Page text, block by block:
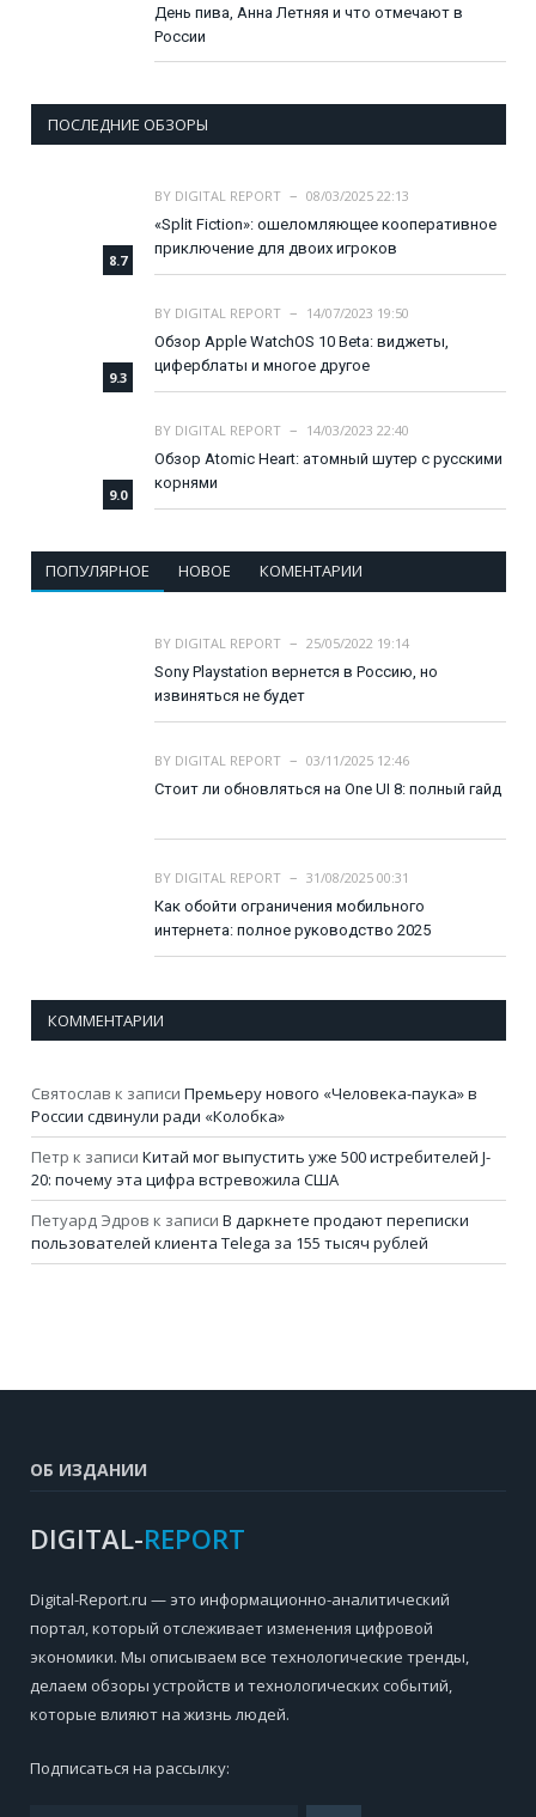
День пива, Анна Летняя и что отмечают в
России
ПОСЛЕДНИЕ ОБЗОРЫ
8.7
BY DIGITAL REPORT
08/03/2025 22:13
«Split Fiction»: ошеломляющее кооперативное
приключение для двоих игроков
9.3
BY DIGITAL REPORT
14/07/2023 19:50
Обзор Apple WatchOS 10 Beta: виджеты,
циферблаты и многое другое
9.0
BY DIGITAL REPORT
14/03/2023 22:40
Обзор Atomic Heart: атомный шутер с русскими
корнями
ПОПУЛЯРНОЕ НОВОЕ КОМЕНТАРИИ
BY DIGITAL REPORT
25/05/2022 19:14
Sony Playstation вернется в Россию, но
извиняться не будет
BY DIGITAL REPORT
03/11/2025 12:46
Стоит ли обновляться на One UI 8: полный гайд
BY DIGITAL REPORT
31/08/2025 00:31
Как обойти ограничения мобильного
интернета: полное руководство 2025
КОММЕНТАРИИ
Святослав к записи Премьеру нового «Человека-паука» в
России сдвинули ради «Колобка»
Петр к записи Китай мог выпустить уже 500 истребителей J-
20: почему эта цифра встревожила США
Петуард Эдров к записи В даркнете продают переписки
пользователей клиента Telega за 155 тысяч рублей
ОБ ИЗДАНИИ
DIGITAL-REPORT
Digital-Report.ru — это информационно-аналитический
портал, который отслеживает изменения цифровой
экономики. Мы описываем все технологические тренды,
делаем обзоры устройств и технологических событий,
которые влияют на жизнь людей.
Подписаться на рассылку: